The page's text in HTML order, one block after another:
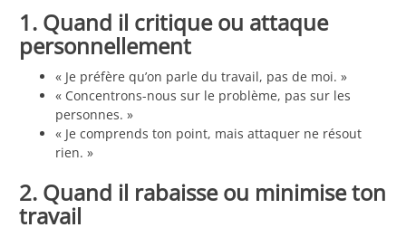
1. Quand il critique ou attaque
personnellement
« Je préfère qu’on parle du travail, pas de moi. »
« Concentrons-nous sur le problème, pas sur les
personnes. »
« Je comprends ton point, mais attaquer ne résout
rien. »
2. Quand il rabaisse ou minimise ton
travail